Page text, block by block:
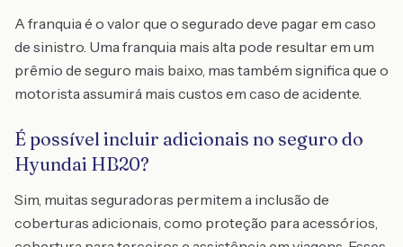
A franquia é o valor que o segurado deve pagar em caso
de sinistro. Uma franquia mais alta pode resultar em um
prêmio de seguro mais baixo, mas também significa que o
motorista assumirá mais custos em caso de acidente.
É possível incluir adicionais no seguro do
Hyundai HB20?
Sim, muitas seguradoras permitem a inclusão de
coberturas adicionais, como proteção para acessórios,